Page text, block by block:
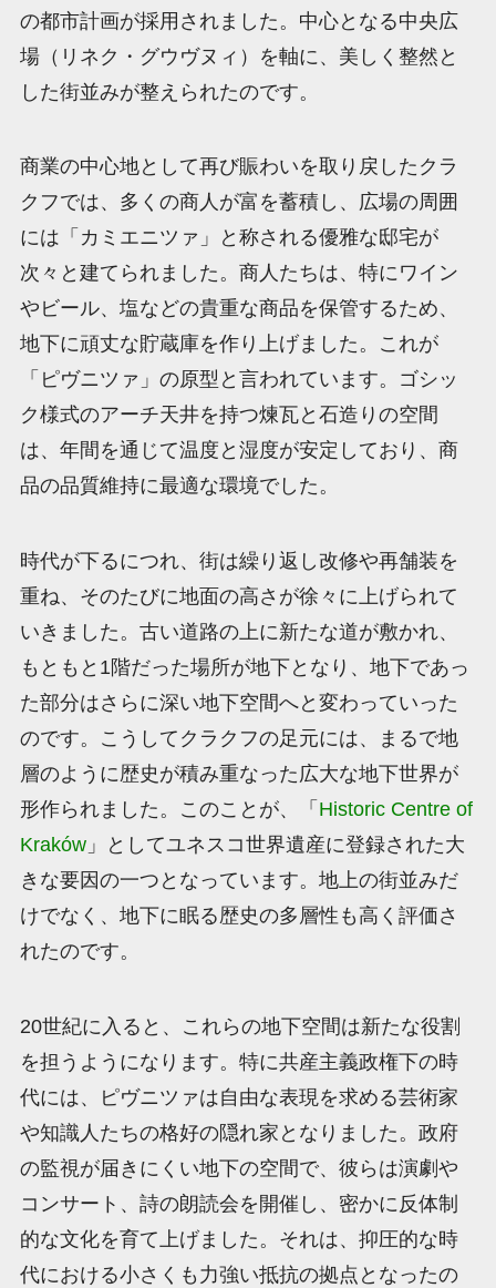
の都市計画が採用されました。中心となる中央広
場（リネク・グウヴヌィ）を軸に、美しく整然と
した街並みが整えられたのです。
商業の中心地として再び賑わいを取り戻したクラ
クフでは、多くの商人が富を蓄積し、広場の周囲
には「カミエニツァ」と称される優雅な邸宅が
次々と建てられました。商人たちは、特にワイン
やビール、塩などの貴重な商品を保管するため、
地下に頑丈な貯蔵庫を作り上げました。これが
「ピヴニツァ」の原型と言われています。ゴシッ
ク様式のアーチ天井を持つ煉瓦と石造りの空間
は、年間を通じて温度と湿度が安定しており、商
品の品質維持に最適な環境でした。
時代が下るにつれ、街は繰り返し改修や再舗装を
重ね、そのたびに地面の高さが徐々に上げられて
いきました。古い道路の上に新たな道が敷かれ、
もともと1階だった場所が地下となり、地下であっ
た部分はさらに深い地下空間へと変わっていった
のです。こうしてクラクフの足元には、まるで地
層のように歴史が積み重なった広大な地下世界が
形作られました。このことが、「 Historic Centre of
Kraków」としてユネスコ世界遺産に登録された大
きな要因の一つとなっています。地上の街並みだ
けでなく、地下に眠る歴史の多層性も高く評価さ
れたのです。
20世紀に入ると、これらの地下空間は新たな役割
を担うようになります。特に共産主義政権下の時
代には、ピヴニツァは自由な表現を求める芸術家
や知識人たちの格好の隠れ家となりました。政府
の監視が届きにくい地下の空間で、彼らは演劇や
コンサート、詩の朗読会を開催し、密かに反体制
的な文化を育て上げました。それは、抑圧的な時
代における小さくも力強い抵抗の拠点となったの